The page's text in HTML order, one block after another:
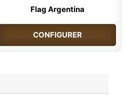
Flag Argentina
CONFIGURER